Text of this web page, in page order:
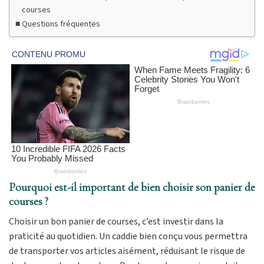
courses
Questions fréquentes
Pourquoi est-il important de bien choisir son panier de
courses ?
Choisir un bon panier de courses, c’est investir dans la
praticité au quotidien. Un caddie bien conçu vous permettra
de transporter vos articles aisément, réduisant le risque de